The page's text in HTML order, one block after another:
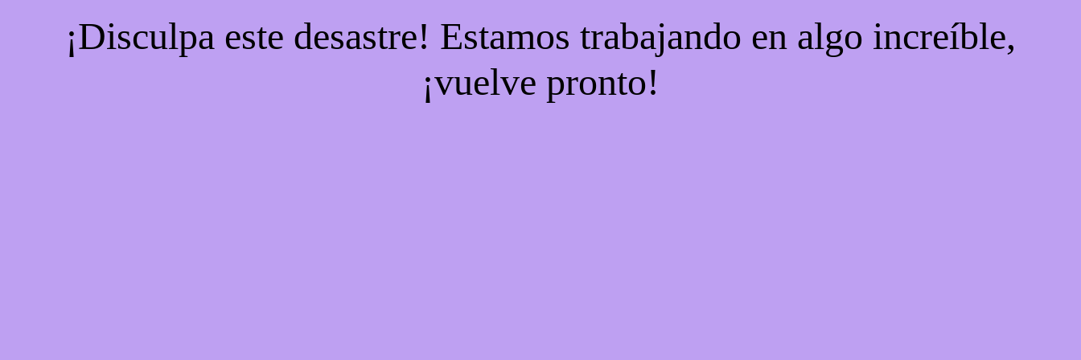
¡Disculpa este desastre! Estamos trabajando en algo increíble,
¡vuelve pronto!